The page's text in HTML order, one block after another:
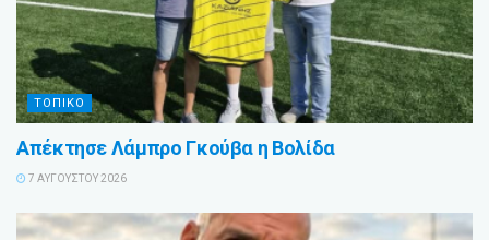
ΤΟΠΙΚΟ
Απέκτησε Λάμπρο Γκούβα η Βολίδα
7 ΑΥΓΟΎΣΤΟΥ 2026